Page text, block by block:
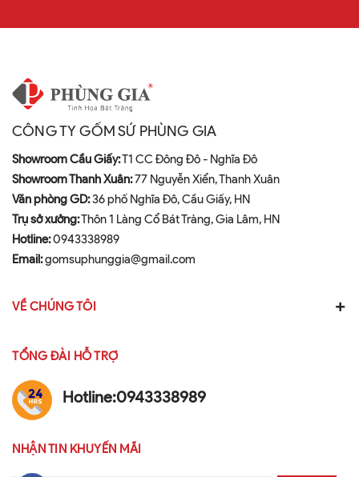
CÔNG TY GỐM SỨ PHÙNG GIA
Showroom Cầu Giấy:T1 CC Đông Đô - Nghĩa Đô
Showroom Thanh Xuân:77 Nguyễn Xiển, Thanh Xuân
Văn phòng GD:36 phố Nghĩa Đô, Cầu Giấy, HN
Trụ sở xưởng:Thôn 1 Làng Cổ Bát Tràng, Gia Lâm, HN
Hotline:0943338989
Email:gomsuphunggia@gmail.com
VỀ CHÚNG TÔI
TỔNG ĐÀI HỖ TRỢ
Hotline:0943338989
NHẬN TIN KHUYẾN MÃI